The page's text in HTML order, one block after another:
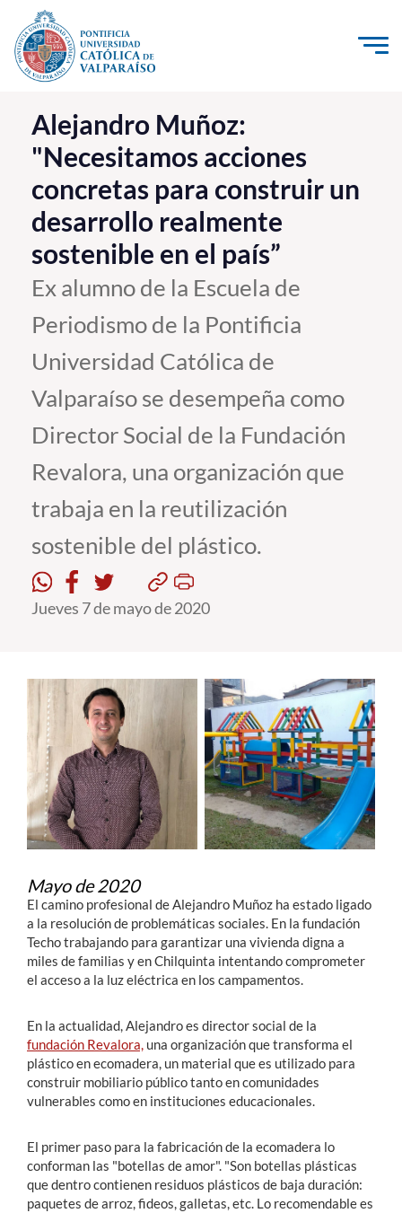
Click acá para ir directamente al contenido
La Universidad
Investigación, Creación e Innovación
PUCV Internacional
Vinculación con el Medio
Admisión
Pregrado
Postgrado
Formación Continua
Académicos
Funcionarios
Alumni
Alejandro Muñoz:
"Necesitamos acciones
concretas para construir un
desarrollo realmente
sostenible en el país”
Ex alumno de la Escuela de
Periodismo de la Pontificia
Universidad Católica de
Valparaíso se desempeña como
Director Social de la Fundación
Revalora, una organización que
trabaja en la reutilización
sostenible del plástico.
Jueves 7 de mayo de 2020
Mayo de 2020
El camino profesional de Alejandro Muñoz ha estado ligado
a la resolución de problemáticas sociales. En la fundación
Techo trabajando para garantizar una vivienda digna a
miles de familias y en Chilquinta intentando comprometer
el acceso a la luz eléctrica en los campamentos.
En la actualidad, Alejandro es director social de la
fundación Revalora, una organización que transforma el
plástico en ecomadera, un material que es utilizado para
construir mobiliario público tanto en comunidades
vulnerables como en instituciones educacionales.
El primer paso para la fabricación de la ecomadera lo
conforman las "botellas de amor". "Son botellas plásticas
que dentro contienen residuos plásticos de baja duración:
paquetes de arroz, fideos, galletas, etc. Lo recomendable es